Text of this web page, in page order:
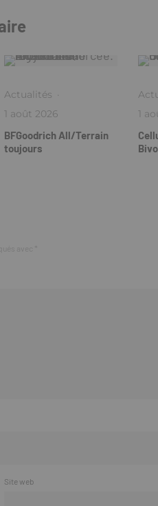
Actualités ·
1 août 2026
BFGoodrich All/Terrain
toujours
1
Site web